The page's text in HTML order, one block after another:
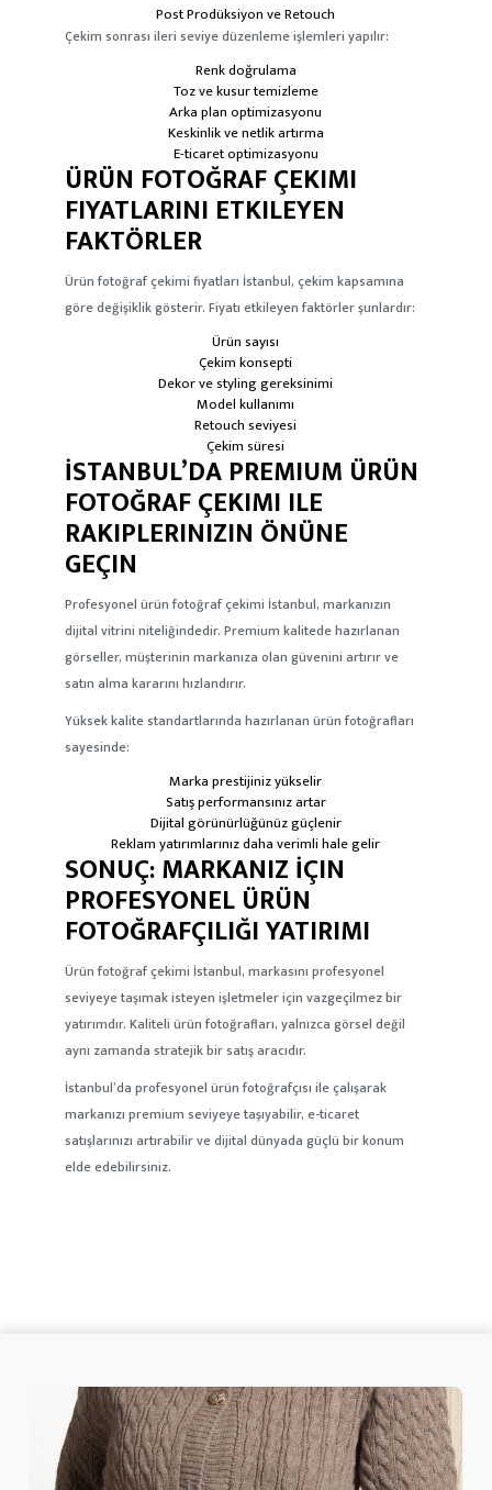
Post Prodüksiyon ve Retouch
Çekim sonrası ileri seviye düzenleme işlemleri yapılır:
Renk doğrulama
Toz ve kusur temizleme
Arka plan optimizasyonu
Keskinlik ve netlik artırma
E-ticaret optimizasyonu
ÜRÜN FOTOĞRAF ÇEKIMI
FIYATLARINI ETKILEYEN
FAKTÖRLER
Ürün fotoğraf çekimi fiyatları İstanbul, çekim kapsamına
göre değişiklik gösterir. Fiyatı etkileyen faktörler şunlardır:
Ürün sayısı
Çekim konsepti
Dekor ve styling gereksinimi
Model kullanımı
Retouch seviyesi
Çekim süresi
İSTANBUL’DA PREMIUM ÜRÜN
FOTOĞRAF ÇEKIMI ILE
RAKIPLERINIZIN ÖNÜNE
GEÇIN
Profesyonel ürün fotoğraf çekimi İstanbul, markanızın
dijital vitrini niteliğindedir. Premium kalitede hazırlanan
görseller, müşterinin markanıza olan güvenini artırır ve
satın alma kararını hızlandırır.
Yüksek kalite standartlarında hazırlanan ürün fotoğrafları
sayesinde:
Marka prestijiniz yükselir
Satış performansınız artar
Dijital görünürlüğünüz güçlenir
Reklam yatırımlarınız daha verimli hale gelir
SONUÇ: MARKANIZ İÇIN
PROFESYONEL ÜRÜN
FOTOĞRAFÇILIĞI YATIRIMI
Ürün fotoğraf çekimi İstanbul, markasını profesyonel
seviyeye taşımak isteyen işletmeler için vazgeçilmez bir
yatırımdır. Kaliteli ürün fotoğrafları, yalnızca görsel değil
aynı zamanda stratejik bir satış aracıdır.
İstanbul’da profesyonel ürün fotoğrafçısı ile çalışarak
markanızı premium seviyeye taşıyabilir, e-ticaret
satışlarınızı artırabilir ve dijital dünyada güçlü bir konum
elde edebilirsiniz.